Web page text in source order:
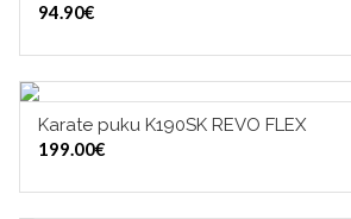
94.90€
VALITSE VAIHTOEHDOISTA
Karate puku K190SK REVO FLEX
199.00€